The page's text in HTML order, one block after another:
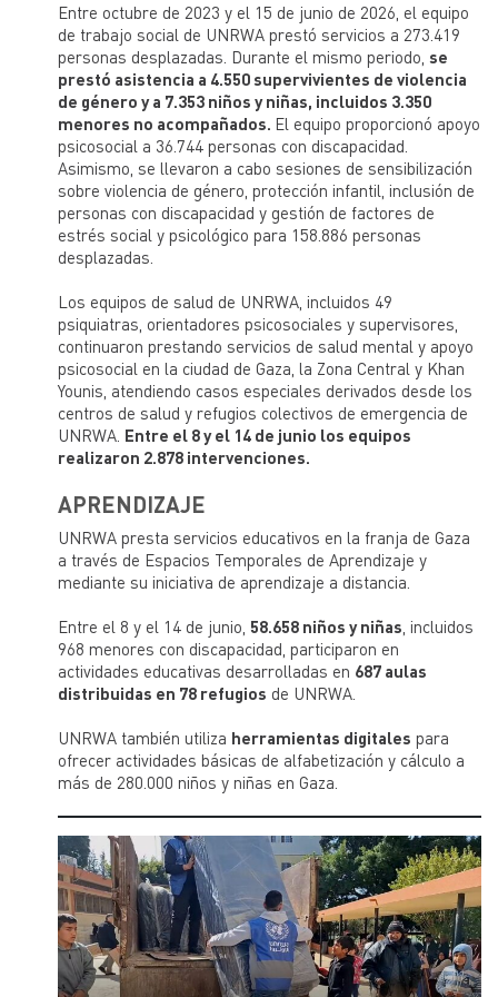
Entre octubre de 2023 y el 15 de junio de 2026, el equipo
de trabajo social de UNRWA prestó servicios a 273.419
personas desplazadas. Durante el mismo periodo,se
prestó asistencia a 4.550 supervivientes de violencia
de género y a 7.353 niños y niñas, incluidos 3.350
menores no acompañados. El equipo proporcionó apoyo
psicosocial a 36.744 personas con discapacidad.
Asimismo, se llevaron a cabo sesiones de sensibilización
sobre violencia de género, protección infantil, inclusión de
personas con discapacidad y gestión de factores de
estrés social y psicológico para 158.886 personas
desplazadas.
Los equipos de salud de UNRWA, incluidos 49
psiquiatras, orientadores psicosociales y supervisores,
continuaron prestando servicios de salud mental y apoyo
psicosocial en la ciudad de Gaza, la Zona Central y Khan
Younis, atendiendo casos especiales derivados desde los
centros de salud y refugios colectivos de emergencia de
UNRWA. Entre el 8 y el 14 de junio los equipos
realizaron 2.878 intervenciones.
APRENDIZAJE
UNRWA presta servicios educativos en la franja de Gaza
a través de Espacios Temporales de Aprendizaje y
mediante su iniciativa de aprendizaje a distancia.
Entre el 8 y el 14 de junio, 58.658 niños y niñas , incluidos
968 menores con discapacidad, participaron en
actividades educativas desarrolladas en 687 aulas
distribuidas en 78 refugios de UNRWA.
UNRWA también utiliza herramientas digitales para
ofrecer actividades básicas de alfabetización y cálculo a
más de 280.000 niños y niñas en Gaza.